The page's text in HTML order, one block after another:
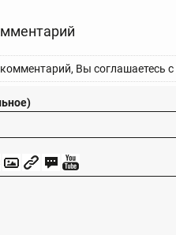
Вы соглашаетесь с